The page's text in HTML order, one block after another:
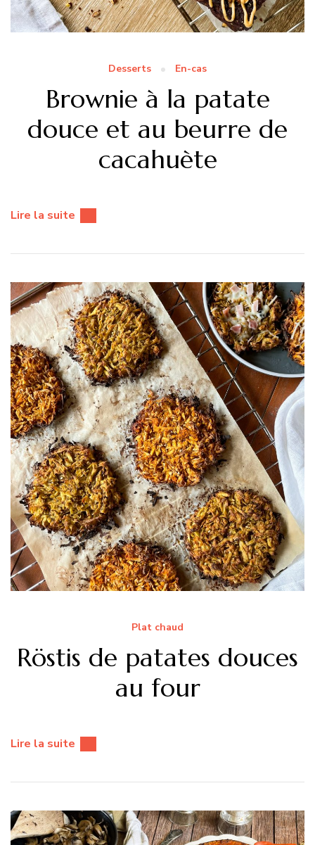
Desserts En-cas
Brownie à la patate
douce et au beurre de
cacahuète
Lire la suite
Plat chaud
Röstis de patates douces
au four
Lire la suite